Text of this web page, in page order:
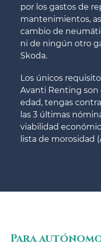
por los gastos de
mantenimientos,
cambio de
ni de ningún otro
Skoda.
Los únicos
Avanti Renting son
edad, tengas
las 3 últimas
viabilidad
lista de morosidad
Para